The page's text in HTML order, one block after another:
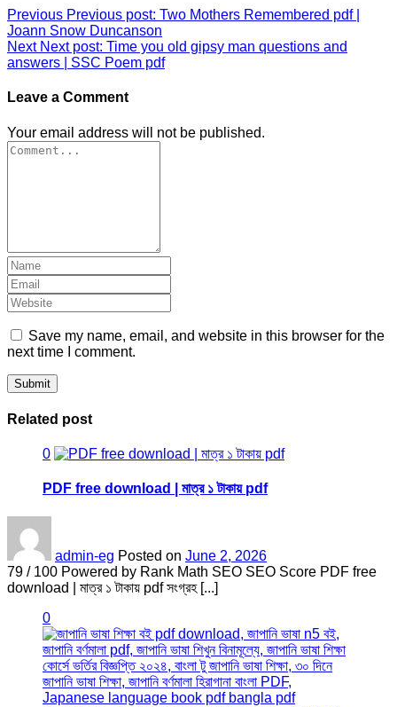
Previous Previous post: Two Mothers Remembered pdf |
Joann Snow Duncanson
Next Next post: Time you old gipsy man questions and
answers | SSC Poem pdf
Leave a Comment
Your email address will not be published.
Save my name, email, and website in this browser for the
next time I comment.
Related post
0
PDF free download | মাত্র ১ টাকায় pdf
admin-eg Posted on June 2, 2026
79 / 100 Powered by Rank Math SEO SEO Score PDF free
download | মাত্র ১ টাকায় pdf সংগ্রহ [...]
0